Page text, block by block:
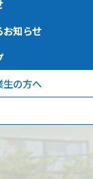
お知らせ
生の方へ